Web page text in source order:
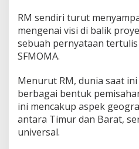
RM sendiri turut
mengenai visi di balik
sebuah pernyataan
SFMOMA.
Menurut RM, dunia saat
berbagai bentuk
ini mencakup aspek
antara Timur dan Barat,
universal.